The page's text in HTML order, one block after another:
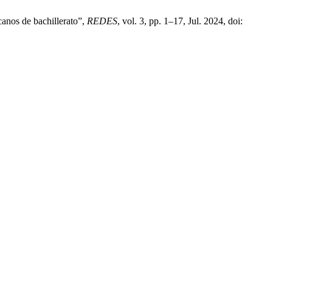
de bachillerato”, REDES, vol. 3, pp. 1–17, Jul. 2024, doi: